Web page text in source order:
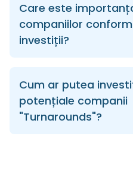
Care este
companiilor conform
investiții?
Cum ar putea
potențiale companii
"Turnarounds"?